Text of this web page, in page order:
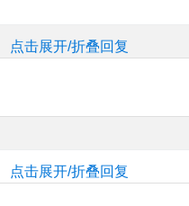
点击展开/折叠回复
点击展开/折叠回复